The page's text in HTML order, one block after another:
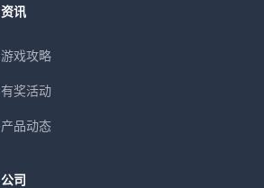
资讯
游戏攻略
有奖活动
产品动态
公司